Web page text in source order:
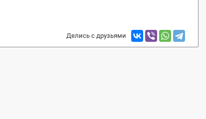
Делись с друзьями